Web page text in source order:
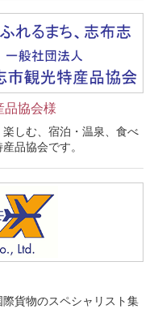
協会様
しむ、宿泊・温泉、食べ
品協会です。
貨物のスペシャリスト集